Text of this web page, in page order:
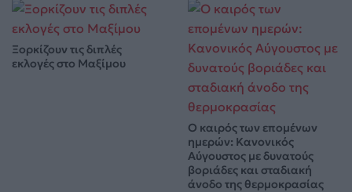
Ξορκίζουν τις διπλές
εκλογές στο Μαξίμου
Ο καιρός των επομένων
ημερών: Κανονικός
Αύγουστος με δυνατούς
βοριάδες και σταδιακή
άνοδο της θερμοκρασίας